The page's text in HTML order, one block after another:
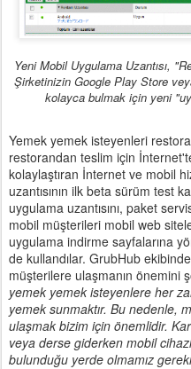
Yeni Mobil Uygulama Uzantısı,
Şirketinizin Google Play Store
kolayca bulmak için yeni
Yemek yemek isteyenleri
restorandan teslim için
kolaylaştıran İnternet ve mobil
uzantısının ilk beta sürüm test
uygulama uzantısını, paket
mobil müşterileri mobil web
uygulama indirme sayfalarına
de kullandılar. GrubHub
müşterilere ulaşmanın önemini
yemek yemek isteyenlere her
yemek sunmaktır. Bu nedenle,
ulaşmak bizim için önemlidir.
veya derse giderken mobil
bulunduğu yerde olmamız